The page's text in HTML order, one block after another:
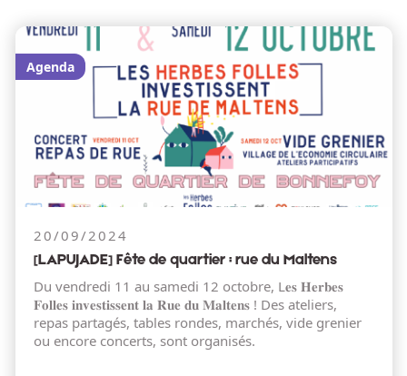
Agenda
20/09/2024
[LAPUJADE] Fête de quartier : rue du Maltens
Du vendredi 11 au samedi 12 octobre, L𝐞𝐬 𝐇𝐞𝐫𝐛𝐞𝐬
𝐅𝐨𝐥𝐥𝐞𝐬 𝐢𝐧𝐯𝐞𝐬𝐭𝐢𝐬𝐬𝐞𝐧𝐭 𝐥𝐚 𝐑𝐮𝐞 𝐝𝐮 𝐌𝐚𝐥𝐭𝐞𝐧𝐬 ! Des ateliers,
repas partagés, tables rondes, marchés, vide grenier
ou encore concerts, sont organisés.